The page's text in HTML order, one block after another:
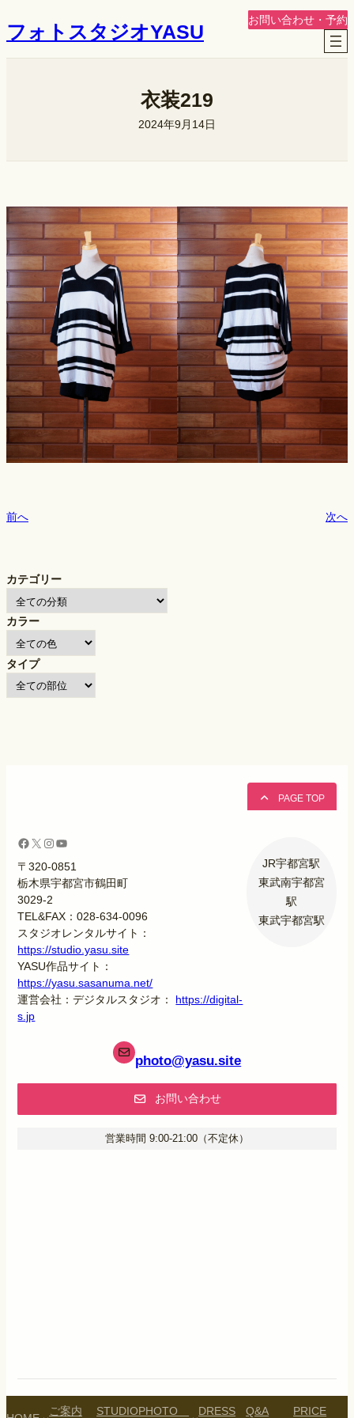
容
フォトスタジオYASU
お問い合わせ・予約
衣装219
2024年9月14日
前へ 次へ
カテゴリー
カラー
タイプ
PAGE TOP
Facebook X Instagram YouTube
〒320-0851
栃木県宇都宮市鶴田町
3029-2
TEL&FAX：028-634-0096
スタジオレンタルサイト：
https://studio.yasu.site
YASU作品サイト：
https://yasu.sasanuma.net/
運営会社：デジタルスタジオ： https://digital-
s.jp
JR宇都宮駅
東武南宇都宮
駅
東武宇都宮駅
photo@yasu.site
お問い合わせ
営業時間 9:00-21:00（不定休）
ご案内 STUDIOPHOTO DRESS Q&A PRICE